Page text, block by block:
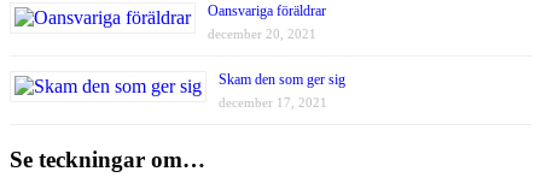
Oansvariga föräldrar
december 20, 2021
Skam den som ger sig
december 17, 2021
Se teckningar om…